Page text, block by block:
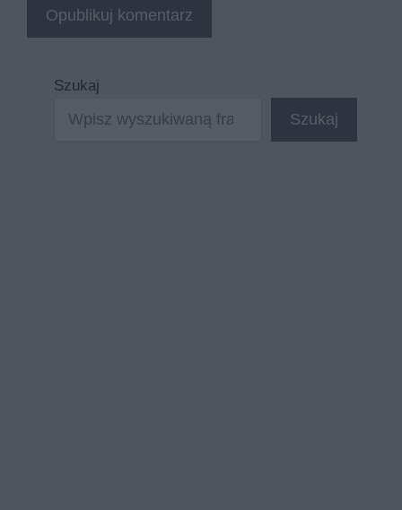
Szukaj
Szukaj